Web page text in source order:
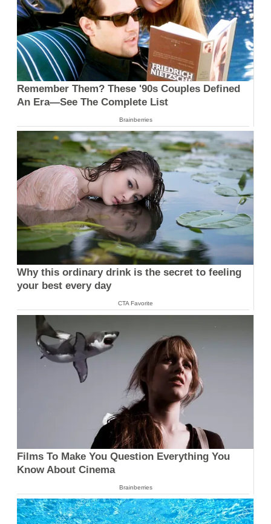
Remember Them? These '90s Couples Defined
An Era—See The Complete List
Brainberries
Why this ordinary drink is the secret to feeling
your best every day
CTA Favorite
Films To Make You Question Everything You
Know About Cinema
Brainberries